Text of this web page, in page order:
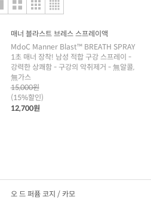
매너 블라스트 브레스 스프레이액
MdoC Manner Blast™ BREATH SPRAY
1초 매너 장착! 남성 적합 구강 스프레이 -
강력한 상쾌함 - 구강의 악취제거 - 無알콜,
無가스
15,000원
(15%할인)
12,700원
오 드 퍼퓸 코지 / 카모